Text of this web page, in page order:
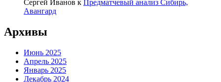
Сергей Иванов к Предматчевый анализ Сибирь,
Авангард
Архивы
Июнь 2025
Апрель 2025
Январь 2025
Декабрь 2024